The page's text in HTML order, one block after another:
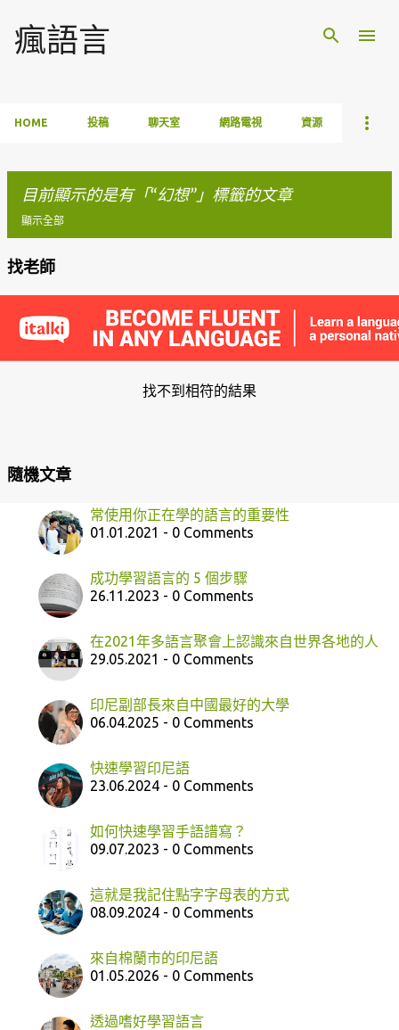
瘋語言
HOME 投稿 聊天室 網路電視 資源
目前顯示的是有「 幻想 」標籤的文章
顯示全部
發
表
找老師
找不到相符的結果
隨機文章
常使用你正在學的語言的重要性
01.01.2021 - 0 Comments
成功學習語言的 5 個步驟
26.11.2023 - 0 Comments
在2021年多語言聚會上認識來自世界各地的人
29.05.2021 - 0 Comments
印尼副部長來自中國最好的大學
06.04.2025 - 0 Comments
快速學習印尼語
23.06.2024 - 0 Comments
如何快速學習手語譜寫？
09.07.2023 - 0 Comments
這就是我記住點字字母表的方式
08.09.2024 - 0 Comments
來自棉蘭市的印尼語
01.05.2026 - 0 Comments
透過嗜好學習語言